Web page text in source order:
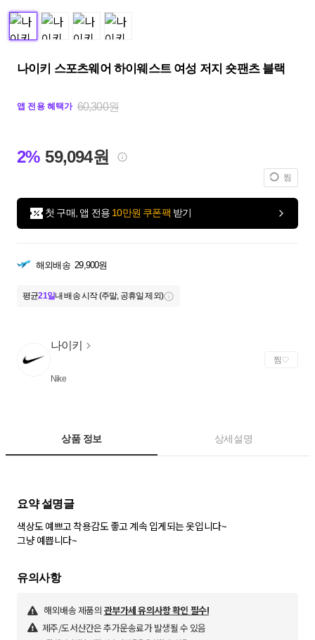
나이키 스포츠웨어 하이웨스트 여성 저지 숏팬츠 블랙
앱 전용 혜택가 60,300원
2% 59,094원
찜
첫 구매, 앱 전용 10만원 쿠폰팩 받기
해외배송 29,900원
평균21일내 배송 시작 (주말, 공휴일 제외)
나이키
Nike
찜
상품 정보 상세설명
요약 설명글
색상도 예쁘고 착용감도 좋고 계속 입게되는 옷입니다~
그냥 예쁩니다~
유의사항
해외배송 제품의 관부가세 유의사항 확인 필수!
제주/도서산간은 추가운송료가 발생될 수 있음